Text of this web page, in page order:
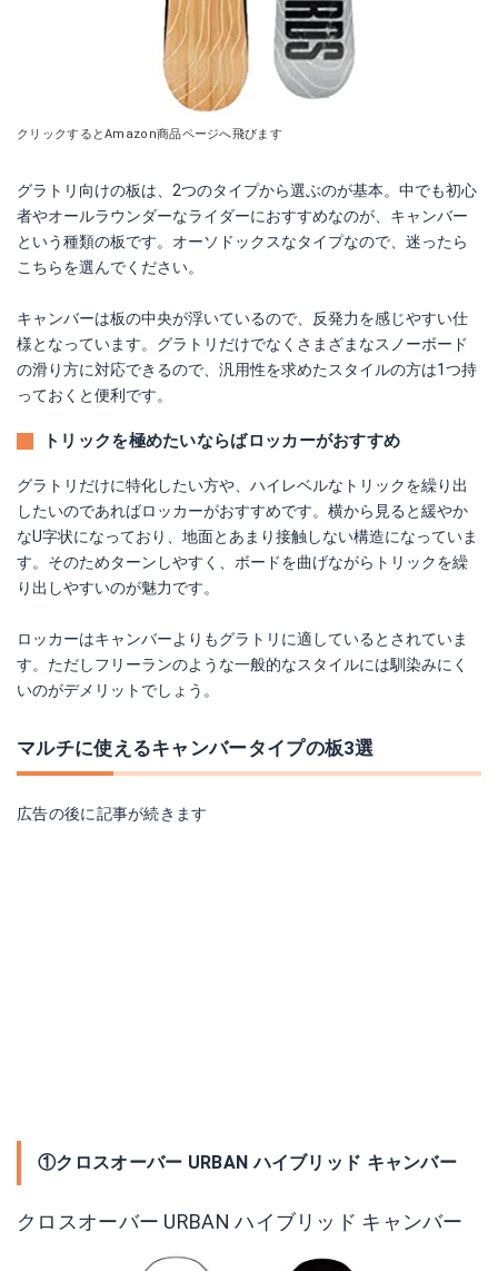
クリックするとAmazon商品ページへ飛びます
グラトリ向けの板は、2つのタイプから選ぶのが基本。中でも初心
者やオールラウンダーなライダーにおすすめなのが、キャンバー
という種類の板です。オーソドックスなタイプなので、迷ったら
こちらを選んでください。
キャンバーは板の中央が浮いているので、反発力を感じやすい仕
様となっています。グラトリだけでなくさまざまなスノーボード
の滑り方に対応できるので、汎用性を求めたスタイルの方は1つ持
っておくと便利です。
トリックを極めたいならばロッカーがおすすめ
グラトリだけに特化したい方や、ハイレベルなトリックを繰り出
したいのであればロッカーがおすすめです。横から見ると緩やか
なU字状になっており、地面とあまり接触しない構造になっていま
す。そのためターンしやすく、ボードを曲げながらトリックを繰
り出しやすいのが魅力です。
ロッカーはキャンバーよりもグラトリに適しているとされていま
す。ただしフリーランのような一般的なスタイルには馴染みにく
いのがデメリットでしょう。
マルチに使えるキャンバータイプの板3選
広告の後に記事が続きます
①クロスオーバー URBAN ハイブリッド キャンバー
クロスオーバー URBAN ハイブリッド キャンバー